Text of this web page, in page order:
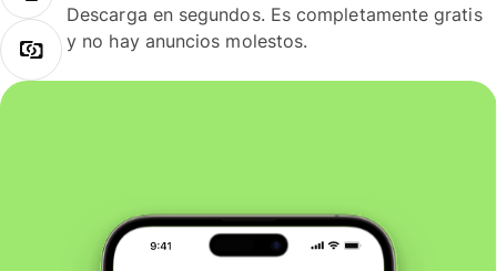
Descarga en segundos. Es completamente gratis
y no hay anuncios molestos.